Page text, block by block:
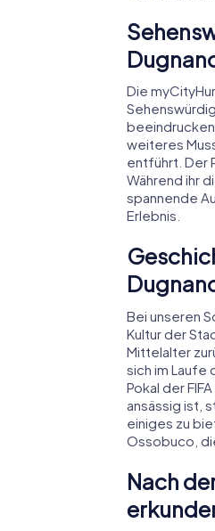
Die
weiteres
entführt. Der
Während ihr
spannende
Erlebnis.
Bei unseren
Kultur der
Mittelalter
sich im Laufe
Pokal der
ansässig ist,
einiges zu
Ossobuco,
Nach